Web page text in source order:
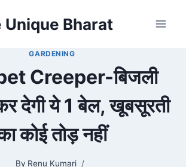
Unique Bharat
GARDENING
Creeper-बिजली
देगी ये 1 बेल, खूबसूरती
कोई तोड़ नहीं
By Renu Kumari